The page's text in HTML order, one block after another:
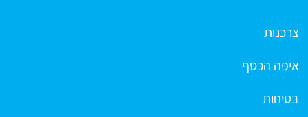
צרכנות
איפה הכסף
בטיחות